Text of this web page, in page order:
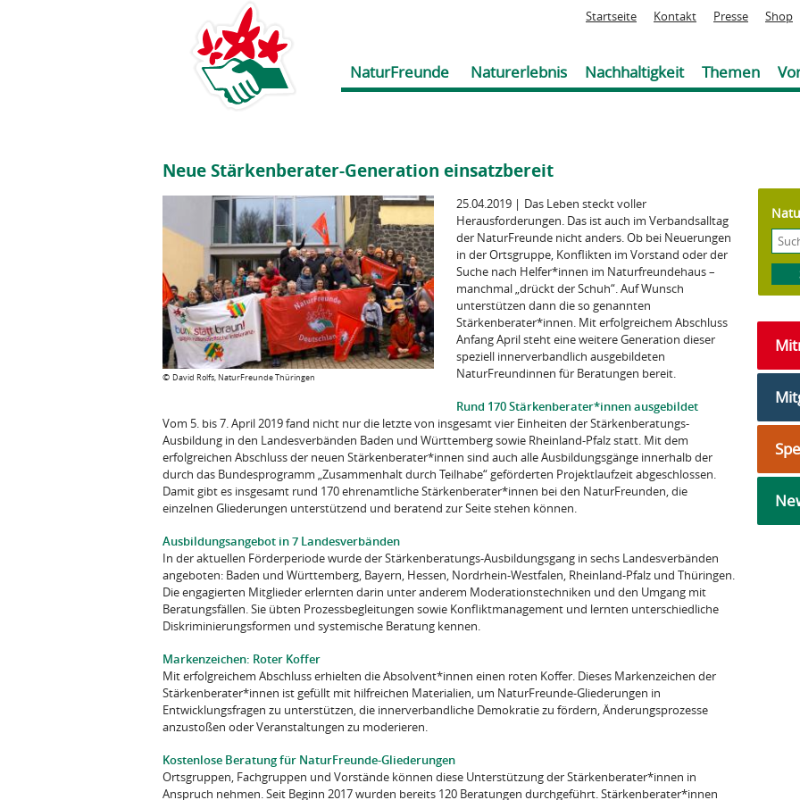
Jump to navigation
Startseite Kontakt Presse Shop
NaturFreunde Naturerlebnis Nachhaltigkeit Themen
Neue Stärkenberater-Generation einsatzbereit
© David Rolfs, NaturFreunde Thüringen
25.04.2019 | Das Leben steckt voller
Herausforderungen. Das ist auch im Verbandsalltag
der NaturFreunde nicht anders. Ob bei Neuerungen
in der Ortsgruppe, Konflikten im Vorstand oder der
Suche nach Helfer*innen im Naturfreundehaus –
manchmal „drückt der Schuh“. Auf Wunsch
unterstützen dann die so genannten
Stärkenberater*innen. Mit erfolgreichem Abschluss
Anfang April steht eine weitere Generation dieser
speziell innerverbandlich ausgebildeten
NaturFreundinnen für Beratungen bereit.
Rund 170 Stärkenberater*innen ausgebildet
Vom 5. bis 7. April 2019 fand nicht nur die letzte von insgesamt vier Einheiten der Stärkenberatungs-
Ausbildung in den Landesverbänden Baden und Württemberg sowie Rheinland-Pfalz statt. Mit dem
erfolgreichen Abschluss der neuen Stärkenberater*innen sind auch alle Ausbildungsgänge innerhalb der
durch das Bundesprogramm „Zusammenhalt durch Teilhabe“ geförderten Projektlaufzeit abgeschlossen.
Damit gibt es insgesamt rund 170 ehrenamtliche Stärkenberater*innen bei den NaturFreunden, die
einzelnen Gliederungen unterstützend und beratend zur Seite stehen können.
Ausbildungsangebot in 7 Landesverbänden
In der aktuellen Förderperiode wurde der Stärkenberatungs-Ausbildungsgang in sechs Landesverbänden
angeboten: Baden und Württemberg, Bayern, Hessen, Nordrhein-Westfalen, Rheinland-Pfalz und Thüringen.
Die engagierten Mitglieder erlernten darin unter anderem Moderationstechniken und den Umgang mit
Beratungsfällen. Sie übten Prozessbegleitungen sowie Konfliktmanagement und lernten unterschiedliche
Diskriminierungsformen und systemische Beratung kennen.
Markenzeichen: Roter Koffer
Mit erfolgreichem Abschluss erhielten die Absolvent*innen einen roten Koffer. Dieses Markenzeichen der
Stärkenberater*innen ist gefüllt mit hilfreichen Materialien, um NaturFreunde-Gliederungen in
Entwicklungsfragen zu unterstützen, die innerverbandliche Demokratie zu fördern, Änderungsprozesse
anzustoßen oder Veranstaltungen zu moderieren.
Kostenlose Beratung für NaturFreunde-Gliederungen
Ortsgruppen, Fachgruppen und Vorstände können diese Unterstützung der Stärkenberater*innen in
Anspruch nehmen. Seit Beginn 2017 wurden bereits 120 Beratungen durchgeführt. Stärkenberater*innen